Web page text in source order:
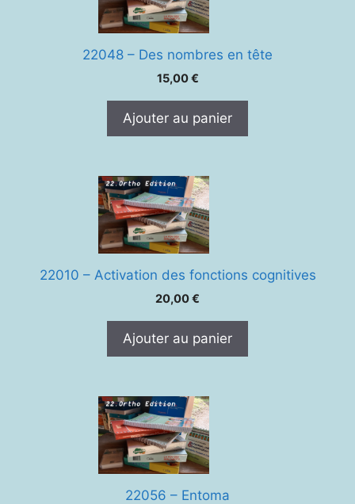
22048 – Des nombres en tête
15,00€
Ajouter au panier
22010 – Activation des fonctions cognitives
20,00€
Ajouter au panier
22056 – Entoma